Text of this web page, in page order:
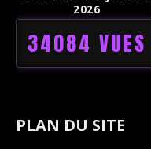
2026
34084 VUES
PLAN DU SITE